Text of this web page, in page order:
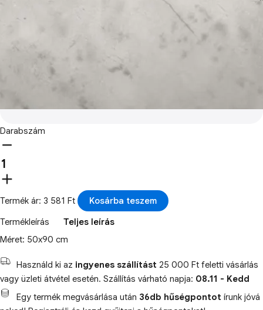
Darabszám
Termék ár: 3 581 Ft
Kosárba teszem
Termékleírás
Teljes leírás
Méret: 50x90 cm
Használd ki az ingyenes szállítást 25 000 Ft feletti vásárlás
vagy üzleti átvétel esetén. Szállítás várható napja: 08.11 - Kedd
Egy termék megvásárlása után 36db hűségpontot írunk jóvá